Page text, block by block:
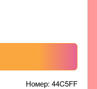
Номер: 44C5FF